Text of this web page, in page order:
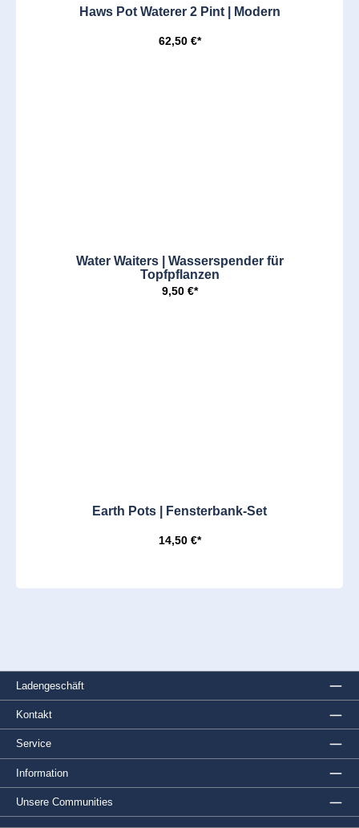
Haws Pot Waterer 2 Pint | Modern
62,50 €*
Water Waiters | Wasserspender für
Topfpflanzen
9,50 €*
Earth Pots | Fensterbank-Set
14,50 €*
Ladengeschäft
Service
Information
Kontakt
Unsere Communities